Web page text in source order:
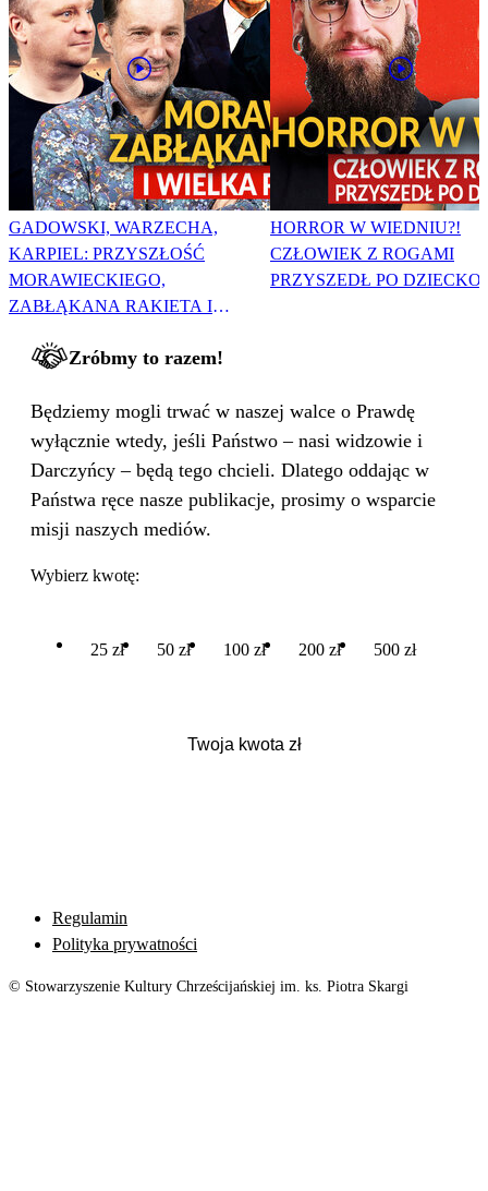
GADOWSKI, WARZECHA,
KARPIEL: PRZYSZŁOŚĆ
MORAWIECKIEGO,
ZABŁĄKANA RAKIETA I
HORROR W WIEDNIU?!
CZŁOWIEK Z ROGAMI
PRZYSZEDŁ PO DZIECKO
Zróbmy to razem!
Będziemy mogli trwać w naszej walce o Prawdę
wyłącznie wtedy, jeśli Państwo – nasi widzowie i
Darczyńcy – będą tego chcieli. Dlatego oddając w
Państwa ręce nasze publikacje, prosimy o wsparcie
misji naszych mediów.
Wybierz kwotę:
25 zł 50 zł 100 zł 200 zł 500 zł
Regulamin
Polityka prywatności
© Stowarzyszenie Kultury Chrześcijańskiej im. ks. Piotra Skargi